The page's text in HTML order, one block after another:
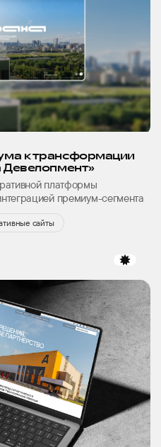
к трансформации
Девелопмент»
платформы
премиум-сегмента
сайты